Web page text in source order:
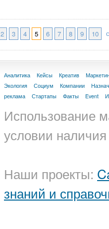
2 3 4 5 6 7 8 9 10
Аналитика Кейсы Креатив
Экология
Социум Компании
реклама
Стартапы Факты Event
Использование
условии
Наши проекты:
знаний и